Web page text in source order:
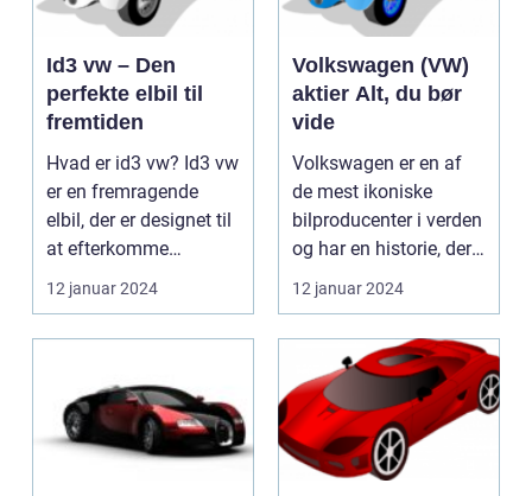
Id3 vw – Den
perfekte elbil til
fremtiden
Hvad er id3 vw? Id3 vw
er en fremragende
elbil, der er designet til
at efterkomme
behovene hos mode...
12 januar 2024
Volkswagen (VW)
aktier Alt, du bør
vide
Volkswagen er en af
de mest ikoniske
bilproducenter i verden
og har en historie, der
strækker sig ti...
12 januar 2024